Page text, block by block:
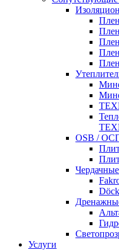
OSB /
Услуги